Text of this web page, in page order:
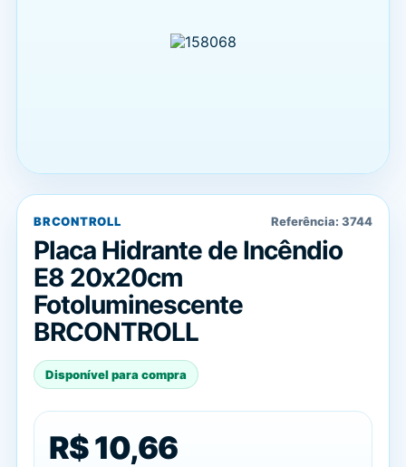
BRCONTROLL Referência: 3744
Placa Hidrante de Incêndio
E8 20x20cm
Fotoluminescente
BRCONTROLL
Disponível para compra
R$ 10,66